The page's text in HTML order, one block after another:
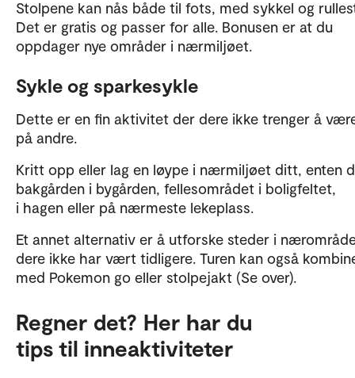
Stolpene kan nås både til fots, med sykkel og
Det er gratis og passer for alle. Bonusen er at du
oppdager nye områder i nærmiljøet.
Sykle og sparkesykle
Dette er en fin aktivitet der dere ikke trenger å
på andre.
Kritt opp eller lag en løype i nærmiljøet ditt, enten
bakgården i bygården, fellesområdet i boligfeltet,
i hagen eller på nærmeste lekeplass.
Et annet alternativ er å utforske steder i
dere ikke har vært tidligere. Turen kan også
med Pokemon go eller stolpejakt (Se over).
Regner det? Her har du
tips til inneaktiviteter